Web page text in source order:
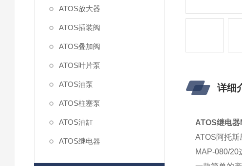
ATOS放大器
ATOS插装阀
ATOS叠加阀
ATOS叶片泵
ATOS油泵
ATOS柱塞泵
ATOS油缸
ATOS继电器
详细
ATOS继电
ATOS阿托斯
MAP-080/